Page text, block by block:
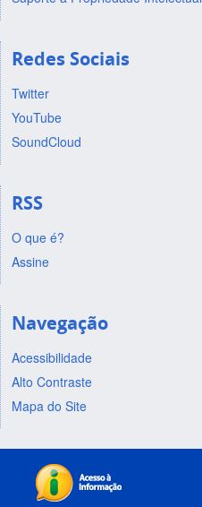
Redes Sociais
Twitter
YouTube
SoundCloud
RSS
O que é?
Assine
Navegação
Acessibilidade
Alto Contraste
Mapa do Site